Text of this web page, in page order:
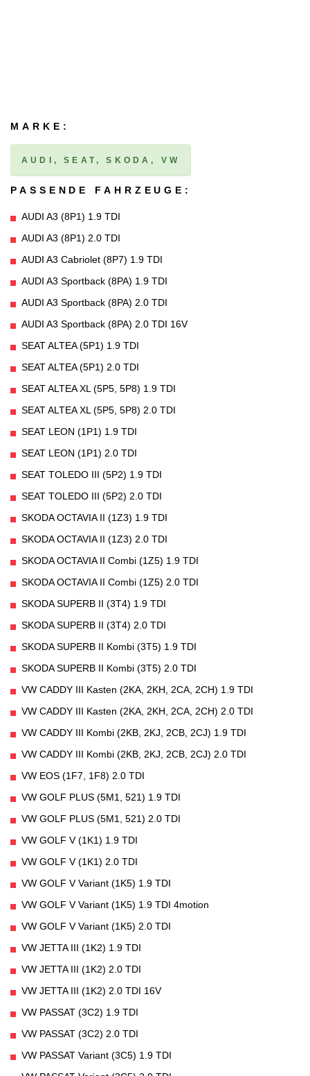
MARKE:
AUDI, SEAT, SKODA, VW
PASSENDE FAHRZEUGE:
AUDI A3 (8P1) 1.9 TDI
AUDI A3 (8P1) 2.0 TDI
AUDI A3 Cabriolet (8P7) 1.9 TDI
AUDI A3 Sportback (8PA) 1.9 TDI
AUDI A3 Sportback (8PA) 2.0 TDI
AUDI A3 Sportback (8PA) 2.0 TDI 16V
SEAT ALTEA (5P1) 1.9 TDI
SEAT ALTEA (5P1) 2.0 TDI
SEAT ALTEA XL (5P5, 5P8) 1.9 TDI
SEAT ALTEA XL (5P5, 5P8) 2.0 TDI
SEAT LEON (1P1) 1.9 TDI
SEAT LEON (1P1) 2.0 TDI
SEAT TOLEDO III (5P2) 1.9 TDI
SEAT TOLEDO III (5P2) 2.0 TDI
SKODA OCTAVIA II (1Z3) 1.9 TDI
SKODA OCTAVIA II (1Z3) 2.0 TDI
SKODA OCTAVIA II Combi (1Z5) 1.9 TDI
SKODA OCTAVIA II Combi (1Z5) 2.0 TDI
SKODA SUPERB II (3T4) 1.9 TDI
SKODA SUPERB II (3T4) 2.0 TDI
SKODA SUPERB II Kombi (3T5) 1.9 TDI
SKODA SUPERB II Kombi (3T5) 2.0 TDI
VW CADDY III Kasten (2KA, 2KH, 2CA, 2CH) 1.9 TDI
VW CADDY III Kasten (2KA, 2KH, 2CA, 2CH) 2.0 TDI
VW CADDY III Kombi (2KB, 2KJ, 2CB, 2CJ) 1.9 TDI
VW CADDY III Kombi (2KB, 2KJ, 2CB, 2CJ) 2.0 TDI
VW EOS (1F7, 1F8) 2.0 TDI
VW GOLF PLUS (5M1, 521) 1.9 TDI
VW GOLF PLUS (5M1, 521) 2.0 TDI
VW GOLF V (1K1) 1.9 TDI
VW GOLF V (1K1) 2.0 TDI
VW GOLF V Variant (1K5) 1.9 TDI
VW GOLF V Variant (1K5) 1.9 TDI 4motion
VW GOLF V Variant (1K5) 2.0 TDI
VW JETTA III (1K2) 1.9 TDI
VW JETTA III (1K2) 2.0 TDI
VW JETTA III (1K2) 2.0 TDI 16V
VW PASSAT (3C2) 1.9 TDI
VW PASSAT (3C2) 2.0 TDI
VW PASSAT Variant (3C5) 1.9 TDI